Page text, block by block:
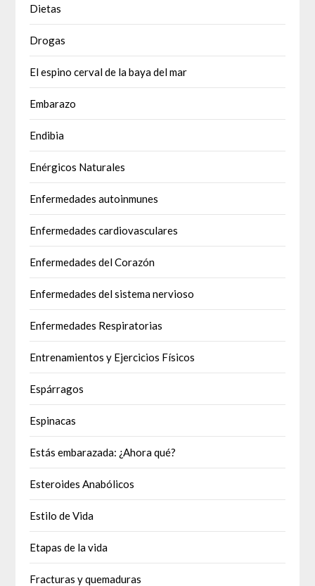
Dietas
Drogas
El espino cerval de la baya del mar
Embarazo
Endibia
Enérgicos Naturales
Enfermedades autoinmunes
Enfermedades cardiovasculares
Enfermedades del Corazón
Enfermedades del sistema nervioso
Enfermedades Respiratorias
Entrenamientos y Ejercicios Físicos
Espárragos
Espinacas
Estás embarazada: ¿Ahora qué?
Esteroides Anabólicos
Estilo de Vida
Etapas de la vida
Fracturas y quemaduras